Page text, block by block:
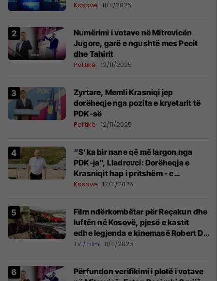
Kosovë 11/11/2025
Numërimi i votave në Mitrovicën
Jugore, garë e ngushtë mes Pecit
dhe Tahirit
Politikë 12/11/2025
Zyrtare, Memli Krasniqi jep
dorëheqje nga pozita e kryetarit të
PDK-së
Politikë 12/11/2025
“S’ka bir nane që më largon nga
PDK-ja”, Lladrovci: Dorëheqja e
Krasniqit hap i pritshëm - e
përkrahim kryetarit në ardhje, Bedri
Kosovë 12/11/2025
Film ndërkombëtar për Reçakun dhe
luftën në Kosovë, pjesë e kastit
edhe legjenda e kinemasë Robert De
Niro
TV / Film 11/11/2025
Përfundon verifikimi i plotë i votave